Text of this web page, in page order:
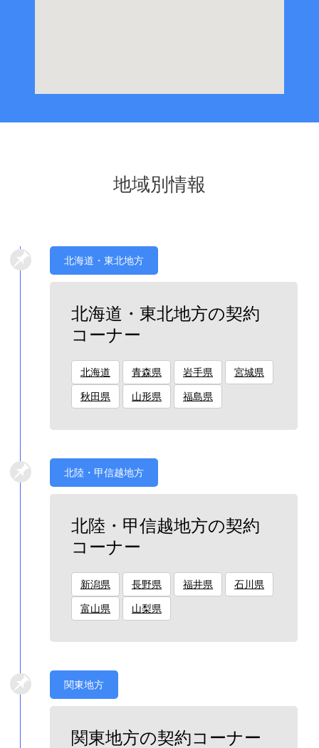
地域別情報
北海道・東北地方
北海道・東北地方の契約
コーナー
北海道 青森県 岩手県 宮城県
秋田県 山形県 福島県
北陸・甲信越地方
北陸・甲信越地方の契約
コーナー
新潟県 長野県 福井県 石川県
富山県 山梨県
関東地方
関東地方の契約コーナー